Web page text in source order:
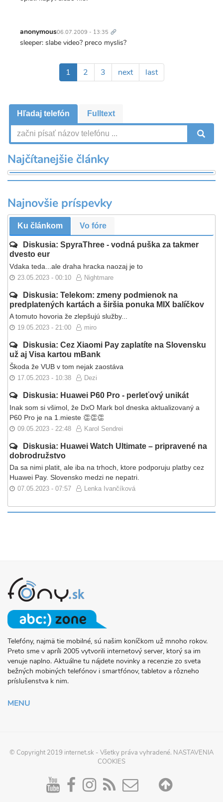
anonymous06.07.2009 - 13:35 odkaz
sleeper: slabe video? preco myslis?
Aktuálna
stránka
1 Page
2 Page
3
Ďalšia
strana
next
Posledná
strana
last
Hľadaj telefón Fulltext
Najčítanejšie články
Najnovšie príspevky
Ku článkom Vo fóre
Diskusia: SpyraThree - vodná puška za takmer
dvesto eur
Vdaka teda...ale draha hracka naozaj je to
23.05.2023 - 00:10 Nightmare
Diskusia: Telekom: zmeny podmienok na
predplatených kartách a širšia ponuka MIX balíčkov
A tomuto hovoria že zlepšujú služby...
19.05.2023 - 21:00 miro
Diskusia: Cez Xiaomi Pay zaplatíte na Slovensku
už aj Visa kartou mBank
Škoda že VUB v tom nejak zaostáva
17.05.2023 - 10:38 Dezi
Diskusia: Huawei P60 Pro - perleťový unikát
Inak som si všimol, že DxO Mark bol dneska aktualizovaný a
P60 Pro je na 1.mieste 👏👏👏
09.05.2023 - 22:48 Karol Sendrei
Diskusia: Huawei Watch Ultimate – pripravené na
dobrodružstvo
Da sa nimi platit, ale iba na trhoch, ktore podporuju platby cez
Huawei Pay. Slovensko medzi ne nepatri.
07.05.2023 - 07:57 Lenka Ivančíková
O
PROJEKTE
FONY.SK
Telefóny, najmä tie mobilné, sú našim koníčkom už mnoho rokov.
Preto sme v apríli 2005 vytvorili internetový server, ktorý sa im
venuje naplno. Aktuálne tu nájdete novinky a recenzie zo sveta
bežných mobiných telefónov i smartfónov, tabletov a rôzneho
príslušenstva k nim.
MENU
© Copyright 2019 internet.sk - Všetky práva vyhradené. NASTAVENIA
COOKIES